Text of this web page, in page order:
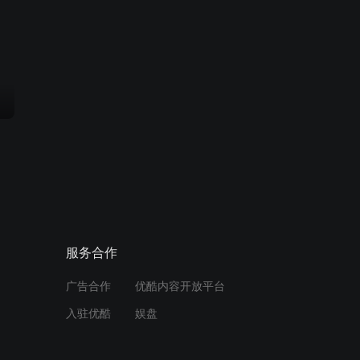
服务合作
广告合作 优酷内容开放平台
入驻优酷 娱盘